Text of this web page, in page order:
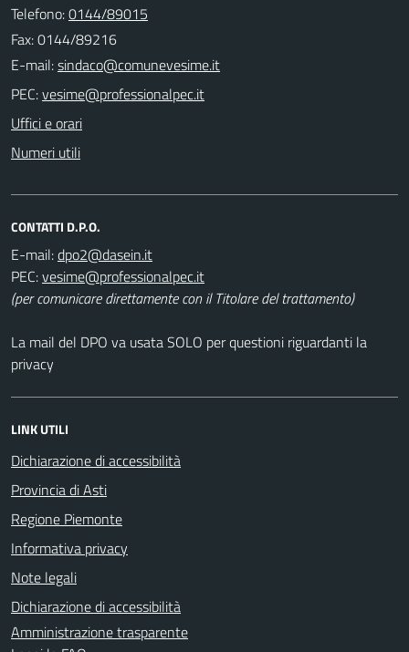
Telefono:0144/89015
Fax: 0144/89216
E-mail:
PEC:
Uffici e orari
Numeri utili
CONTATTI D.P.O.
E-mail:
PEC:
(per comunicare direttamente con il Titolare del trattamento)
La mail del DPO va usata SOLO per questioni riguardanti la
privacy
LINK UTILI
Dichiarazione di accessibilità
Provincia di Asti
Regione Piemonte
Informativa privacy
Note legali
Dichiarazione di accessibilità
Amministrazione trasparente